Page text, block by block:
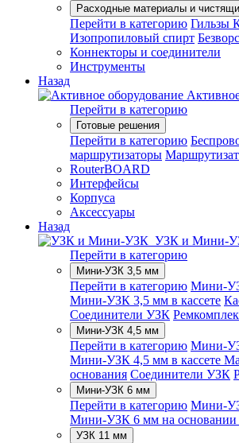
Расходные материалы и
Перейти в категорию Гильзы
Изопропиловый спирт
Коннекторы и соединители
Инструменты
Назад
Перейти в категорию
Готовые решения
Перейти в категорию
маршрутизаторы
RouterBOARD
Интерфейсы
Корпуса
Аксессуары
Назад
УЗК и Мини-
Перейти в категорию
Мини-УЗК 3,5 мм
Перейти в категорию Мини-
Мини-УЗК 3,5 мм в кассете
Соединители УЗК
Мини-УЗК 4,5 мм
Перейти в категорию Мини-
Мини-УЗК 4,5 мм в кассете
основания Соединители УЗК
Мини-УЗК 6 мм
Перейти в категорию Мини-
Мини-УЗК 6 мм на основании
УЗК 11 мм